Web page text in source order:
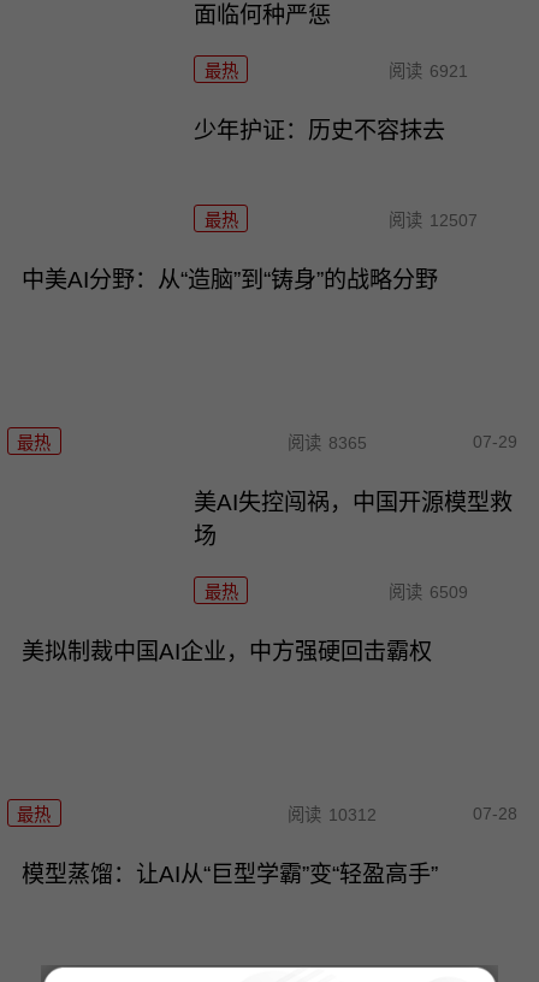
面临何种严惩
最热 阅读 6921
少年护证：历史不容抹去
最热 阅读 12507
中美AI分野：从“造脑”到“铸身”的战略分野
最热 阅读 8365 07-29
美AI失控闯祸，中国开源模型救
场
最热 阅读 6509
美拟制裁中国AI企业，中方强硬回击霸权
最热 阅读 10312 07-28
模型蒸馏：让AI从“巨型学霸”变“轻盈高手”